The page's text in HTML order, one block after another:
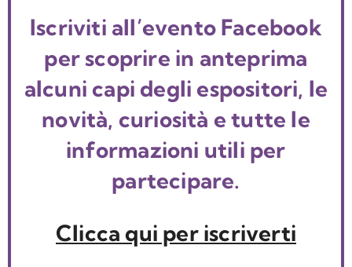
Iscriviti all’evento Facebook
per scoprire in anteprima
alcuni capi degli espositori, le
novità, curiosità e tutte le
informazioni utili per
partecipare.
Clicca qui per iscriverti